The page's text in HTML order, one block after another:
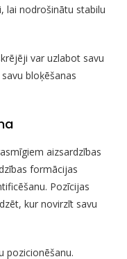
lai nodrošinātu stabilu
var uzlabot savu
bloķēšanas
aizsardzības
formācijas
Pozīcijas
kur novirzīt savu
pozicionēšanu.